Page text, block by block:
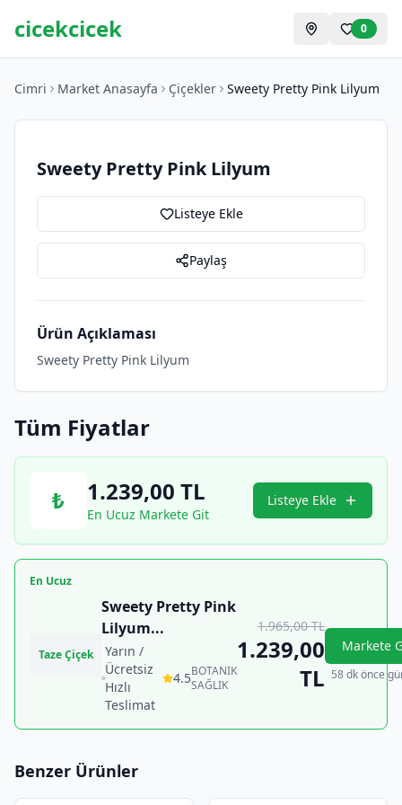
cicekcicek 0
Cimri Market Anasayfa Çiçekler Sweety Pretty Pink Lilyum
Sweety Pretty Pink Lilyum
Listeye Ekle
Paylaş
Ürün Açıklaması
Sweety Pretty Pink Lilyum
Tüm Fiyatlar
₺ 1.239,00 TL
En Ucuz Markete Git
Listeye Ekle
En Ucuz
Taze Çiçek
Sweety Pretty Pink
Lilyum...
Yarın /
Ücretsiz
Hızlı
Teslimat
4.5BOTANIK
SAĞLIK
1.965,00TL
1.239,00
TL
Markete
58 dk önce
Benzer Ürünler